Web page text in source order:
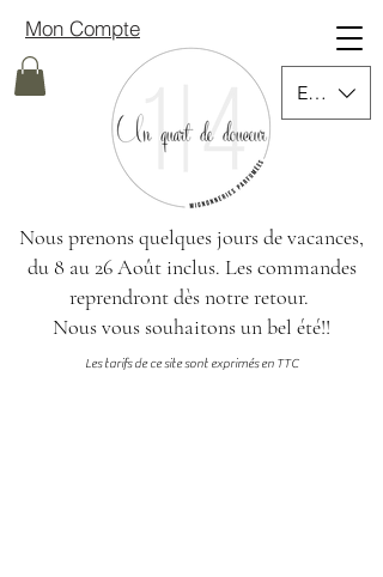
Les tarifs de ce site sont exprimés en TTC
EUR (€)
Mon Compte
Nous prenons quelques jours de vacances,
du 8 au 26 Août inclus. Les commandes
reprendront dès notre retour.
Nous vous souhaitons un bel été!!